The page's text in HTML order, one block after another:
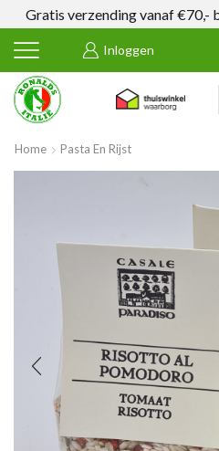
Gratis verzending vanaf €70,-
Inloggen
Home Pasta En Rijst